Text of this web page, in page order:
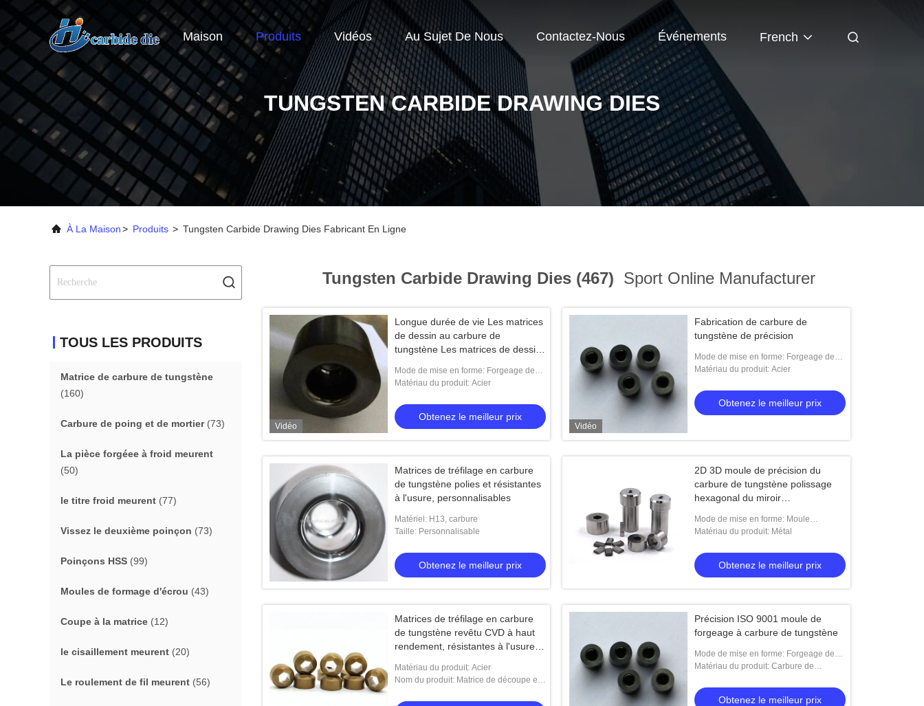
Maison Produits Vidéos Au Sujet De Nous Contactez-Nous Événements French
TUNGSTEN CARBIDE DRAWING DIES
À La Maison> Produits > Tungsten Carbide Drawing Dies Fabricant En Ligne
TOUS LES PRODUITS
Matrice de carbure de tungstène
(160)
Carbure de poing et de mortier(73)
La pièce forgéee à froid meurent
(50)
le titre froid meurent (77)
Vissez le deuxième poinçon (73)
Poinçons HSS (99)
Moules de formage d'écrou (43)
Coupe à la matrice (12)
le cisaillement meurent (20)
Le roulement de fil meurent (56)
Tungsten Carbide Drawing Dies (467) Sport Online Manufacturer
Vidéo
Longue durée de vie Les matrices
de dessin au carbure de
tungstène Les matrices de dessin
Mode de mise en forme: Forgeage de
moules
Matériau du produit: Acier
Obtenez le meilleur prix
Vidéo
Fabrication de carbure de
tungstène de précision
Mode de mise en forme: Forgeage de
moules
Matériau du produit: Acier
Obtenez le meilleur prix
Matrices de tréfilage en carbure
de tungstène polies et résistantes
à l'usure, personnalisables
Matériel: H13, carbure
Taille: Personnalisable
Obtenez le meilleur prix
2D 3D moule de précision du
carbure de tungstène polissage
hexagonal du miroir
Mode de mise en forme: Moule
d'injection plastique, Moule d'injection
Matériau du produit: Métal
Obtenez le meilleur prix
Matrices de tréfilage en carbure
de tungstène revêtu CVD à haut
rendement, résistantes à l'usure et
Matériau du produit: Acier
Nom du produit: Matrice de découpe et
Précision ISO 9001 moule de
forgeage à carbure de tungstène
Mode de mise en forme: Forgeage de
moules
Matériau du produit: Carbure de
Obtenez le meilleur prix